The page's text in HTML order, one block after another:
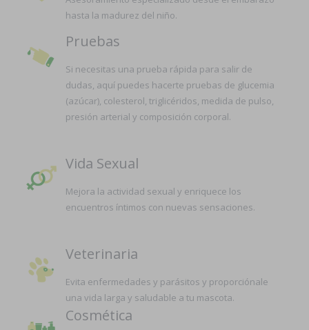
hasta la madurez del niño.
Pruebas
Si necesitas una prueba rápida para salir de
dudas, aquí puedes hacerte pruebas de glucemia
(azúcar), colesterol, triglicéridos, medida de pulso,
presión arterial y composición corporal.
Vida Sexual
Mejora la actividad sexual y enriquece los
encuentros íntimos con nuevas sensaciones.
Veterinaria
Evita enfermedades y parásitos y proporciónale
una vida larga y saludable a tu mascota.
Cosmética